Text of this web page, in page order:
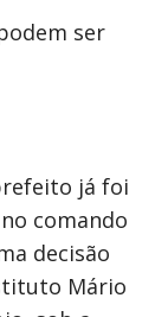
ser
já foi
comando
decisão
Mário